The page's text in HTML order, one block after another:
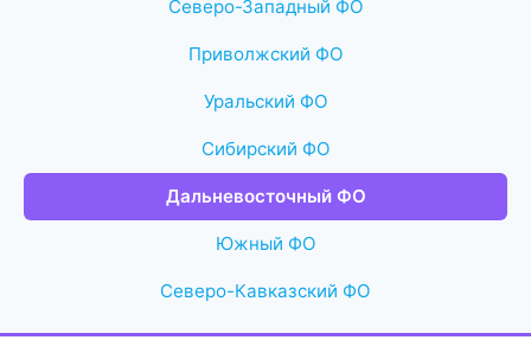
Северо-Западный ФО
Приволжский ФО
Уральский ФО
Сибирский ФО
Дальневосточный ФО
Южный ФО
Северо-Кавказский ФО